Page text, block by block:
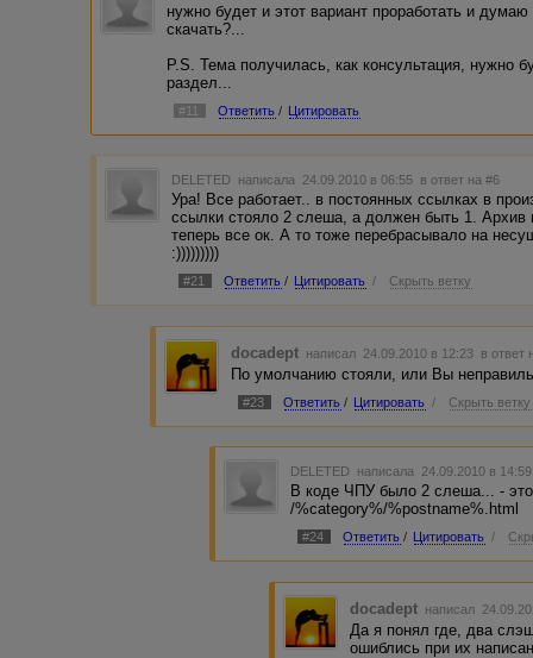
нужно будет и этот вариант проработать и
скачать?...
P.S. Тема получилась, как консультация, нужно
раздел...
#11 Ответить / Цитировать
DELETED написала 24.09.2010 в 06:55 в ответ на #6
Ура! Все работает.. в постоянных ссылках в
ссылки стояло 2 слеша, а должен быть 1. Архив
теперь все ок. А то тоже перебрасывало на
:)))))))))
#21 Ответить / Цитировать / Скрыть ветку
docadept написал 24.09.2010 в 12:23 в ответ
По умолчанию стояли, или Вы
#23 Ответить / Цитировать / Скрыть ветку
DELETED написала 24.09.2010 в
В коде ЧПУ было 2 слеша... -
/%category%/%postname%.html
#24 Ответить / Цитировать /
docadept написал
Да я понял где, два
ошиблись при их